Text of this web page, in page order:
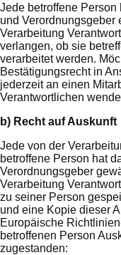
Jede betroffene
und Verordnungsgeber
Verarbeitung
verlangen, ob sie
verarbeitet werden.
Bestätigungsrecht in
jederzeit an einen
Verantwortlichen
b) Recht auf Auskunft
Jede von der
betroffene Person hat
Verordnungsgeber
Verarbeitung
zu seiner Person
und eine Kopie dieser
Europäische
betroffenen Person
zugestanden: